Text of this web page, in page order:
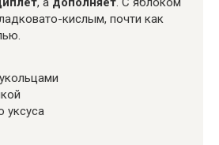
кислым, почти как
уксуса